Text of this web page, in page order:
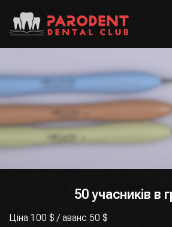
Ціна 100 $ / аванс 50 $
50 учасників в